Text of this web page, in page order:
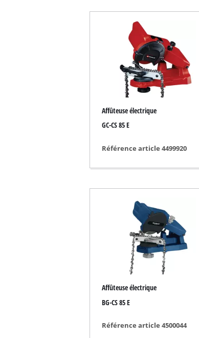
Compresseur pour voiture
Outils multifonctions
Raboteuse / Fraiseuse
Machines à couper / séparer
Machines de polissage
Autres équipements
Affûteuse électrique
GC-CS 85 E
Référence article 4499920
Affûteuse électrique
BG-CS 85 E
Référence article 4500044